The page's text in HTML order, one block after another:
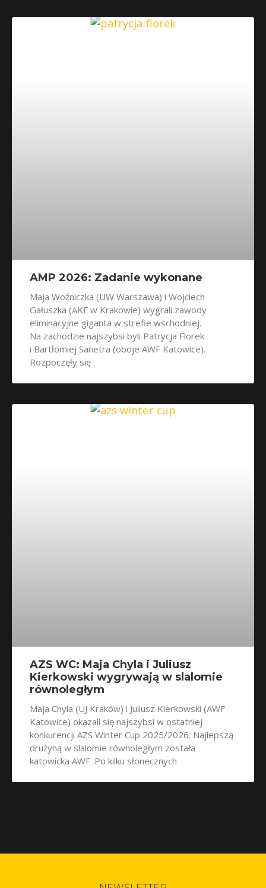
AMP 2026: Zadanie wykonane
Maja Woźniczka (UW Warszawa) i Wojciech
Gałuszka (AKF w Krakowie) wygrali zawody
eliminacyjne giganta w strefie wschodniej.
Na zachodzie najszybsi byli Patrycja Florek
i Bartłomiej Sanetra (oboje AWF Katowice).
Rozpoczęły się
AZS WC: Maja Chyla i Juliusz
Kierkowski wygrywają w slalomie
równoległym
Maja Chyla (UJ Kraków) i Juliusz Kierkowski (AWF
Katowice) okazali się najszybsi w ostatniej
konkurencji AZS Winter Cup 2025/2026. Najlepszą
drużyną w slalomie równoległym została
katowicka AWF. Po kilku słonecznych